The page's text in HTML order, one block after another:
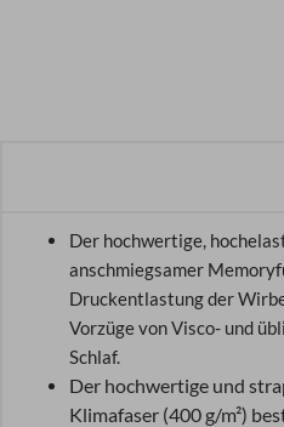
Der hochwertige,
anschmiegsamer
Druckentlastung der
Vorzüge von Visco- und
Schlaf.
Der hochwertige und
Klimafaser (400 g/m²)